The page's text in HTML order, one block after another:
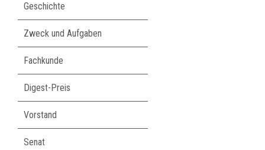
überspringen
Geschichte
Zweck und Aufgaben
Fachkunde
Digest-Preis
Vorstand
Senat